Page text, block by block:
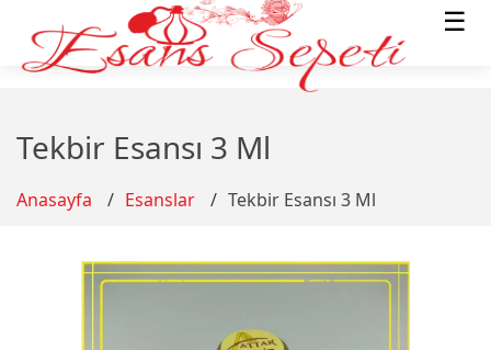
☰
Tekbir Esansı 3 Ml
Anasayfa Esanslar Tekbir Esansı 3 Ml